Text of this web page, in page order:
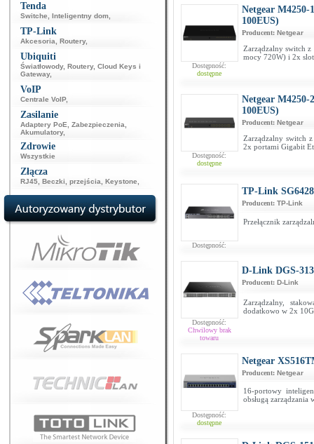
Tenda
Switche Inteligentny dom
TP-Link
Akcesoria Routery,
Ubiquiti
Światłowody, Routery, Cloud Keys i
Gateway,
VoIP
Centrale VoIP,
Zasilanie
Adaptery PoE Zabezpieczenia
Akumulatory,
Zdrowie
Wszystkie
Złącza
RJ45 Beczki, przejścia Keystone
Dostępność:
dostępne
Netgear M4250-
100EUS)
Producent: Netgear
Zarządzalny switch
mocy 720W) i 2x
Dostępność:
dostępne
Netgear M4250-
100EUS)
Producent: Netgear
Zarządzalny switch
2x portami Gigabit
Dostępność:
TP-Link
Producent: TP-Link
Przełącznik
Dostępność:
Chwilowy brak
towaru
D-Link DGS-
Producent: D-Link
Zarządzalny,
dodatkowo w 2x
Dostępność:
dostępne
Netgear
Producent: Netgear
16-portowy
obsługą